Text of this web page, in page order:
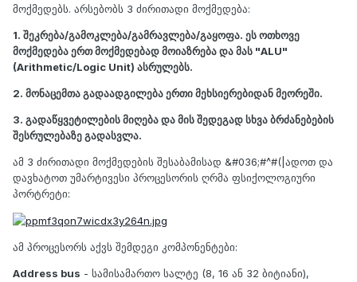
მოქმედებს. არსებობს 3 ძირითადი მოქმედება:
1. შეკრება/გამოკლება/გამრავლება/გაყოფა. ეს ოთხოვე
მოქმედება ერთ მოქმედებად მოიაზრება და მას "ALU"
(Arithmetic/Logic Unit) ასრულებს.
2. მონაცემთა გადაადგილება ერთი მეხსიერებიდან მეორეში.
3. გადაწყვეტილების მიღება და მის შედეგად სხვა ბრძანებების
შესრულებაზე გადასვლა.
ამ 3 ძირითადი მოქმედების შესაბამისად &#036;#^#(|ადოთ და
დავხატოთ უმარტივესი პროცესორის ღრმა ფსიქოლოგიური
პორტრეტი:
ამ პროცესორს აქვს შემდეგი კომპონენტები:
Address bus - სამისამართო სალტე (8, 16 ან 32 ბიტიანი),